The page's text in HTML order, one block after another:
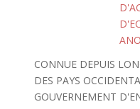
CONNUE DEPUIS
DES PAYS
GOUVERNEMENT